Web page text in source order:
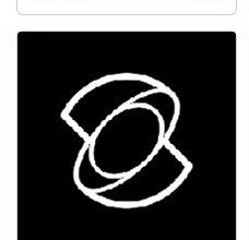
SHARE CO.,LIMITED